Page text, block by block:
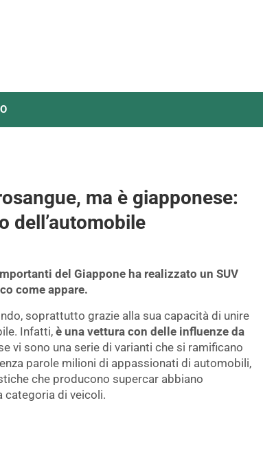
ma è giapponese:
dell’automobile
del Giappone ha realizzato un SUV
come appare.
soprattutto grazie alla sua capacità di unire
Infatti, è una vettura con delle influenze da
vi sono una serie di varianti che si ramificano
parole milioni di appassionati di automobili,
che producono supercar abbiano
categoria di veicoli.